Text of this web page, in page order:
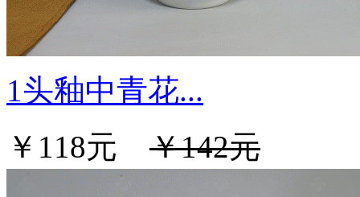
1头釉中青花...
￥118元
￥142元